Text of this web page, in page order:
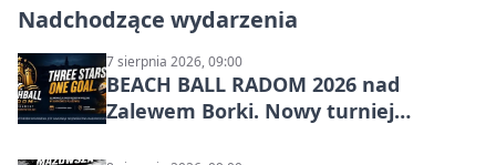
Nadchodzące wydarzenia
7 sierpnia 2026, 09:00
BEACH BALL RADOM 2026 nad
Zalewem Borki. Nowy turniej